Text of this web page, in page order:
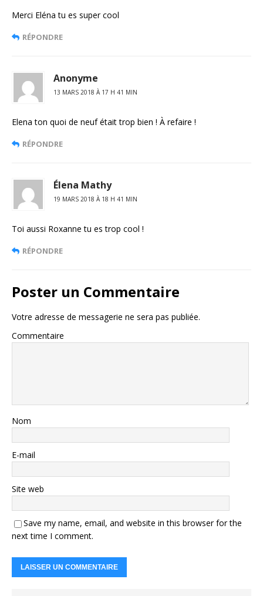
Merci Eléna tu es super cool
RÉPONDRE
Anonyme
13 MARS 2018 À 17 H 41 MIN
Elena ton quoi de neuf était trop bien ! À refaire !
RÉPONDRE
Élena Mathy
19 MARS 2018 À 18 H 41 MIN
Toi aussi Roxanne tu es trop cool !
RÉPONDRE
Poster un Commentaire
Votre adresse de messagerie ne sera pas publiée.
Commentaire
Nom
E-mail
Site web
Save my name, email, and website in this browser for the
next time I comment.